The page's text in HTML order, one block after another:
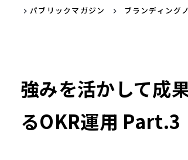
パブリックマガジン ブランディング
強みを活かして成
るOKR運用 Part.3